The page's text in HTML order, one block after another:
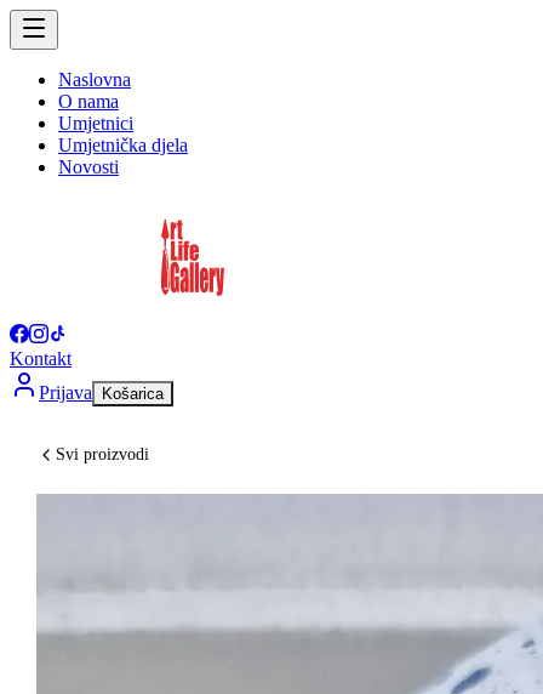
Naslovna
O nama
Umjetnici
Umjetnička djela
Novosti
Kontakt
Prijava
Košarica
Svi proizvodi